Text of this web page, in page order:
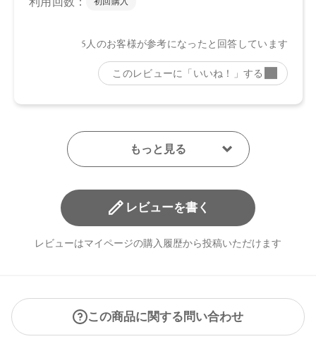
レビューを書く
レビューはマイページの購入履歴から投稿いただけます
この商品に関する問い合わせ